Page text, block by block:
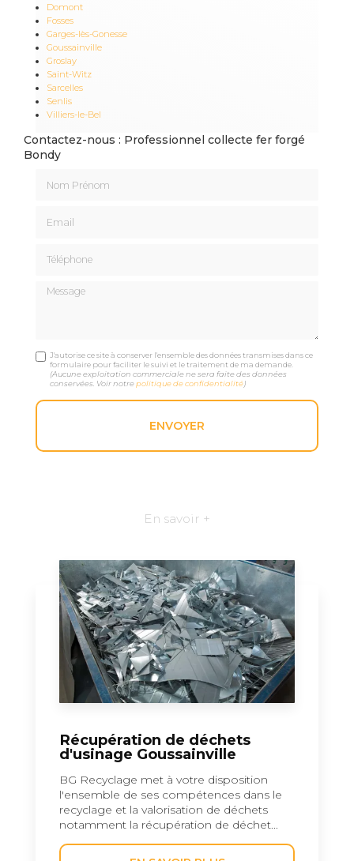
Domont
Fosses
Garges-lès-Gonesse
Goussainville
Groslay
Saint-Witz
Sarcelles
Senlis
Villiers-le-Bel
Contactez-nous : Professionnel collecte fer forgé
Bondy
Message
J'autorise ce site à conserver l'ensemble des données transmises dans ce
formulaire pour faciliter le suivi et le traitement de ma demande.
(Aucune exploitation commerciale ne sera faite des données
conservées. Voir notrepolitique de confidentialité)
En savoir +
Récupération de déchets
d'usinage Goussainville
BG Recyclage met à votre disposition
l'ensemble de ses compétences dans le
recyclage et la valorisation de déchets
notamment la récupération de déchet...